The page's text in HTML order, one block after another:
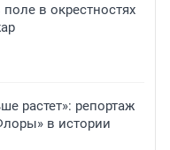
в окрестностях
растет»: репортаж
в истории